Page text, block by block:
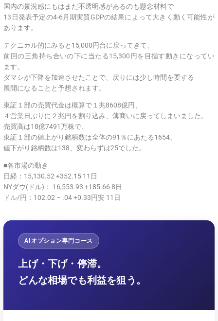
国内の景況感にもはまだ不透明感があるのも懸念材料で
13日発表予定の4-6月期実質GDPの結果によって大きく動く可能性が
あります。
テクニカル的にみると15,000円台に戻ってきて、
前回の三角持ち合いの下に当たる15,300円を目指す動きになってい
ます。
ダマシが下降を加速させたことで、戻りには少し時間を要する
展開になることと予想されます。
東証１部の売買代金は概算で１兆8608億円、
４営業日ぶりに２兆円を割り込み、薄商いに戻ってしまいました。
売買高は18億7491万株で、
東証１部の値上がり銘柄数は全体の91％にあたる1654、
値下がり銘柄数は138、変わらずは25でした。
■各市場の動き
日経：15,130.52 +352.15 11日
NYダウ(ドル)： 16,553.93 +185.66 8日
ドル/円：102.02 – .04 +0.33円安 11日
AIオプション専門コース
上げ・下げ・停滞。
どんな相場でも利益を狙う。